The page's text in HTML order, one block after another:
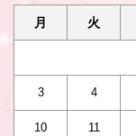
月 火
3 4
10 11